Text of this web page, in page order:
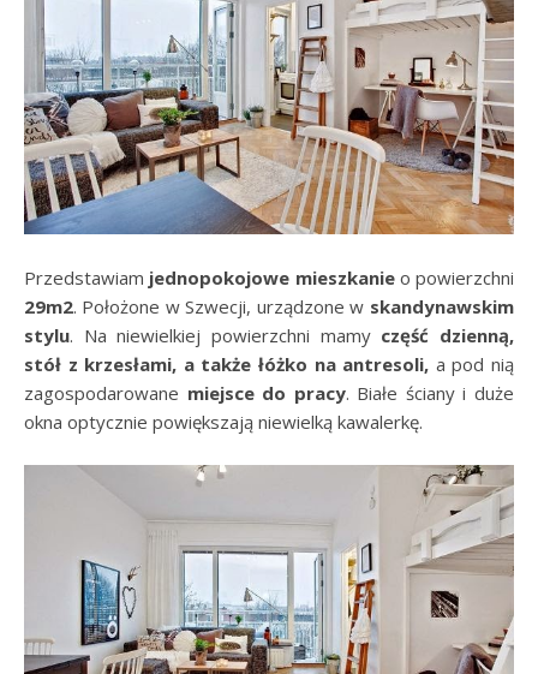
Przedstawiam jednopokojowe mieszkanie o powierzchni
29m2. Położone w Szwecji, urządzone w skandynawskim
stylu. Na niewielkiej powierzchni mamyczęść dzienną,
stół z krzesłami, a także łóżko na antresoli, a pod nią
zagospodarowane miejsce do pracy. Białe ściany i duże
okna optycznie powiększają niewielką kawalerkę.